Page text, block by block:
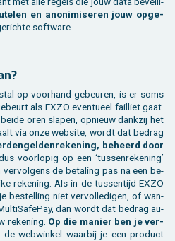
en ano­ni­mi­se­ren jouw op­ge­
soft­wa­re.
op voor­hand ge­beu­ren, is er soms
als EXZO even­tu­eel fail­liet gaat.
oren sla­pen, op­nieuw dank­zij het
via onze web­si­te, wordt dat be­drag
be­heerd door
voor­lo­pig op een ‘tus­sen­re­ke­ning’
ver­vol­gens de be­ta­ling pas na een be­
re­ke­ning. Als in de tus­sen­tijd EXZO
be­stel­ling niet ver­vol­le­di­gen, of wan­
dan wordt dat be­drag au­
re­ke­ning. Op die ma­nier ben je ver­
de web­win­kel waar­bij je een pro­duct